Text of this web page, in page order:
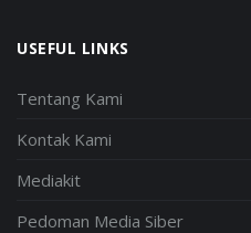
USEFUL LINKS
Tentang Kami
Kontak Kami
Mediakit
Pedoman Media Siber